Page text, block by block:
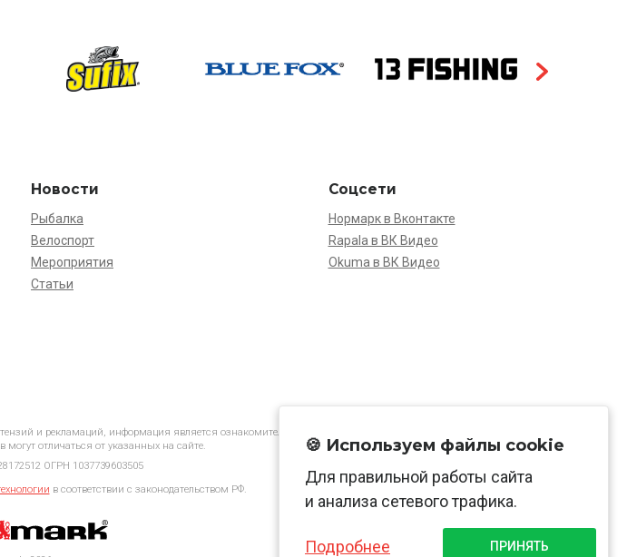
Новости
Рыбалка
Велоспорт
Мероприятия
Статьи
Соцсети
Нормарк в Вконтакте
Rapala в ВК Видео
Okuma в ВК Видео
и рекламаций, информация является ознакомительной.
могут отличаться от указанных на сайте.
ОГРН 1037739603505
в соответствии с законодательством РФ.
🍪 Используем файлы cookie
Для правильной работы сайта
и анализа сетевого трафика.
Подробнее ПРИНЯТЬ